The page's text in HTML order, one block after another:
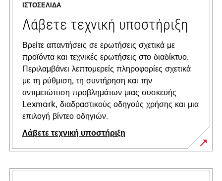
ΙΣΤΟΣΕΛΊΔΑ
Λάβετε τεχνική υποστήριξη
Βρείτε απαντήσεις σε ερωτήσεις σχετικά με
προϊόντα και τεχνικές ερωτήσεις στο διαδίκτυο.
Περιλαμβάνει λεπτομερείς πληροφορίες σχετικά
με τη ρύθμιση, τη συντήρηση και την
αντιμετώπιση προβλημάτων μιας συσκευής
Lexmark, διαδραστικούς οδηγούς χρήσης και μια
επιλογή βίντεο οδηγιών.
Λάβετε τεχνική υποστήριξη
opens
in